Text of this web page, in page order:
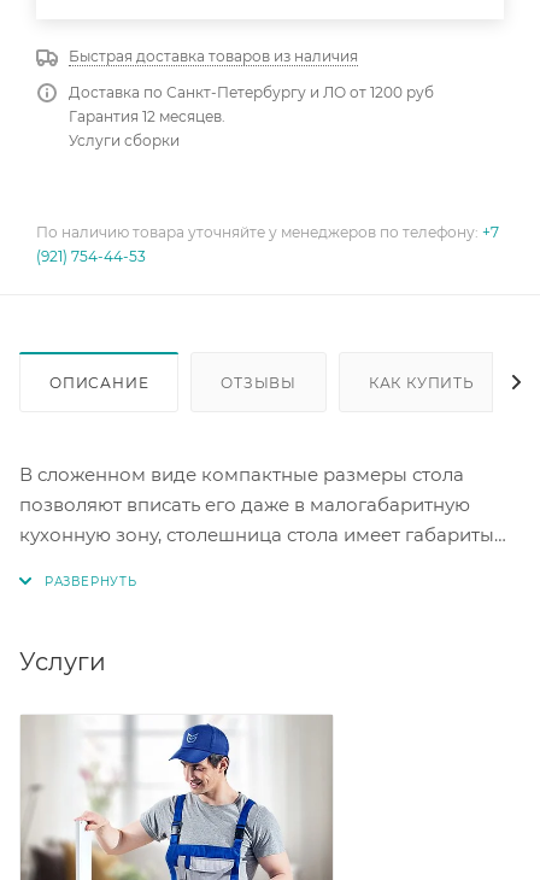
Быстрая доставка товаров из наличия
Доставка по Санкт-Петербургу и ЛО от 1200 руб
Гарантия 12 месяцев.
Услуги сборки
По наличию товара уточняйте у менеджеров по телефону: +7
(921) 754-44-53
ОПИСАНИЕ ОТЗЫВЫ КАК КУПИТЬ
В сложенном виде компактные размеры стола
позволяют вписать его даже в малогабаритную
кухонную зону, столешница стола имеет габариты
1200 х 600 мм. Материал ЛДСП. Цвет графит.
Услуги